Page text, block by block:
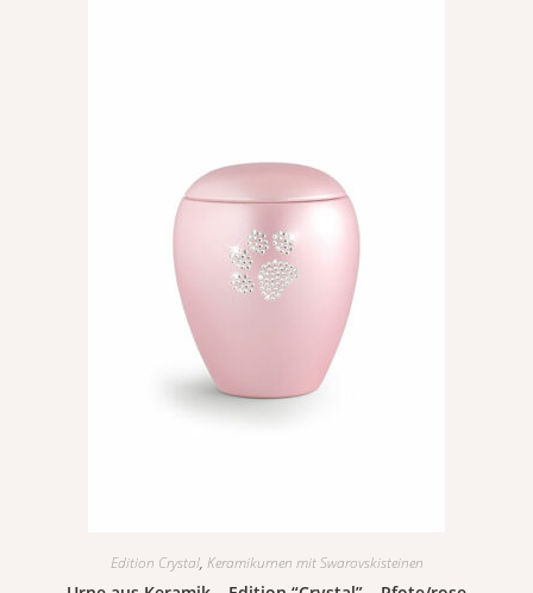
Edition Crystal, Keramikurnen mit Swarovskisteinen